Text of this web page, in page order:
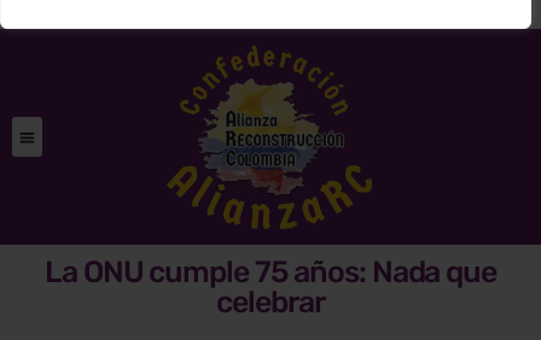
La ONU cumple 75 años: Nada que
celebrar